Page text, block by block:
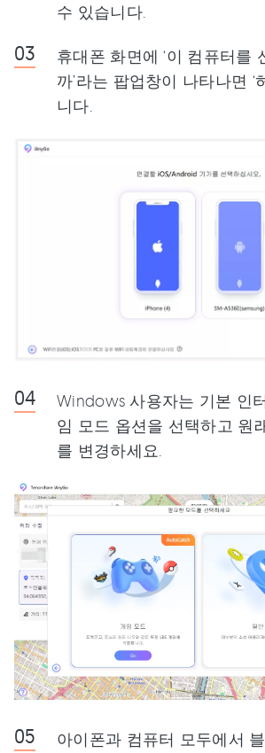
수 있습니다.
휴대폰 화면에 ‘이 컴퓨터를
까’라는 팝업창이 나타나면 ‘
니다.
Windows 사용자는 기본 인
임 모드 옵션을 선택하고 원
를 변경하세요.
아이폰과 컴퓨터 모두에서